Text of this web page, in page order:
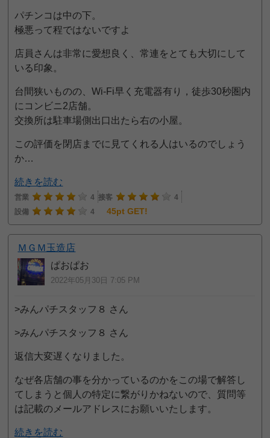
パチンコは中の下。
極悪って程ではないですよ
店員さんは非常に愛想良く、常連をとても大切にして
いる印象。
台間狭いものの、Wi-Fi早く充電器有り，徒歩30秒圏内
にコンビニ2店舗。
交換所は駐車場側出口出たら右の小屋。
この評価を閉店までに見てくれる人はいるのでしょう
か…
続きを読む
営業 4 接客
4
設備
4 45pt GET!
ＭＧＭ玉造店
ぱおぱお
2022年05月30日 7:05 PM
>みんパチスタッフ８ さん
>みんパチスタッフ８ さん
返信大変遅くなりました。
なぜ各店舗の事を分かっているのかをこの場で解答し
てしまうと個人の特定に繋がりかねないので、質問等
は記載のメールアドレスにお願いいたします。
続きを読む